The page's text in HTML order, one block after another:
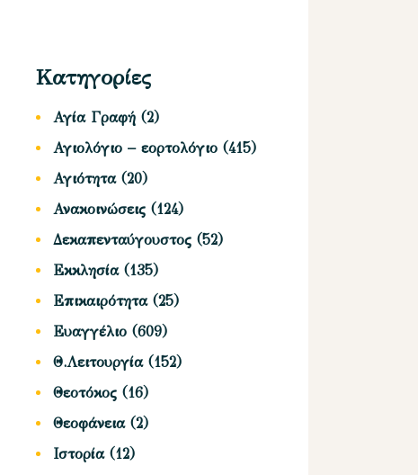
Κατηγορίες
Αγία Γραφή (2)
Αγιολόγιο – εορτολόγιο (415)
Αγιότητα(20)
Ανακοινώσεις (124)
Δεκαπενταύγουστος (52)
Εκκλησία(135)
Επικαιρότητα(25)
Ευαγγέλιο (609)
Θ.Λειτουργία(152)
Θεοτόκος (16)
Θεοφάνεια(2)
Ιστορία(12)